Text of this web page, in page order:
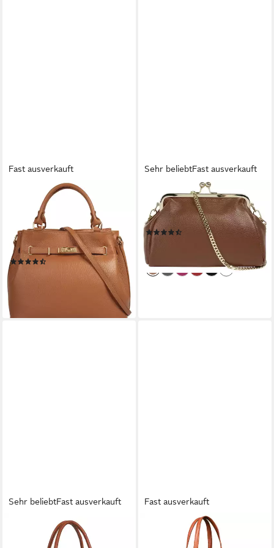
Fast ausverkauft
SAMANTHA LOOK
Henkeltasche, echt Leder,
Made in Italy, geräumige
Henkeltasche mit
Smartphonefach
(30)
79,95 €
lieferbar - in 1-2 Werktagen bei dir
Sehr beliebtFast ausverkauft
CLUTY
Abendtasche, echt Leder,
Made in Italy
36,95 €
lieferbar - in 1-2 Werktagen bei dir
+3
Sehr beliebtFast ausverkauft
Henkeltasche Damen Echt
Fast ausverkauft
Henkeltasche Damen Echt